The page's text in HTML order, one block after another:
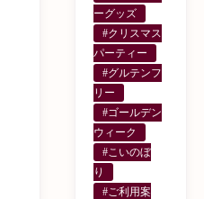
ーグッズ
#クリスマス
パーティー
#グルテンフ
リー
#ゴールデン
ウィーク
#こいのぼ
り
#ご利用案